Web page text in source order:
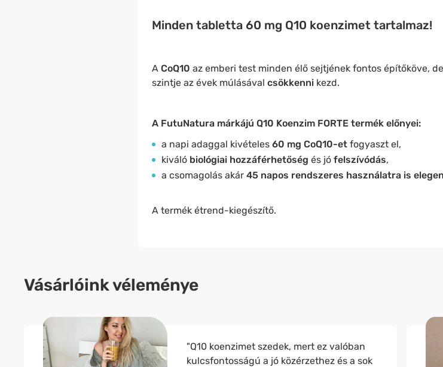
Minden tabletta 60 mg Q10 koenzimet tartalmaz!
A CoQ10 az emberi test minden élő sejtjének fontos építőköve,
szintje az évek múlásával csökkenni kezd.
A FutuNatura márkájú Q10 Koenzim FORTE termék előnyei:
a napi adaggal kivételes 60 mg CoQ10-etfogyaszt el,
kiváló biológiai hozzáférhetőség és jó felszívódás,
a csomagolás akár 45 napos rendszeres használatra is
A termék étrend-kiegészítő.
Vásárlóink véleménye
"Q10 koenzimet szedek, mert ez valóban
kulcsfontosságú a jó közérzethez és a sok